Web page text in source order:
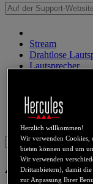
Stream
Drahtlose
Lautsprecher
DJ Lautsprecher
Legacy produkte
Webcams
Sign
All-In-
Herzlich willkommen!
Wir verwenden Cookies,
bieten können und um
Wir verwenden
Drittanbietern), damit die
zur Anpassung Ihrer